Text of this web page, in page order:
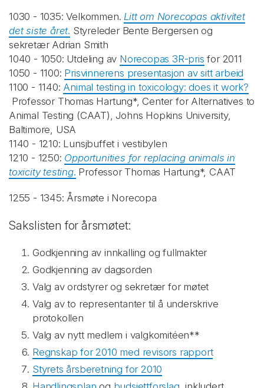
1030 - 1035: Velkommen.Litt om Norecopas aktivitet
det siste året. Styreleder Bente Bergersen og
sekretær Adrian Smith
1040 - 1050: Utdeling av Norecopas 3R-pris for 2011
1050 - 1100: Prisvinnerens presentasjon av sitt arbeid
1100 - 1140: Animal testing in toxicology: does it work?
Professor Thomas Hartung*, Center for Alternatives to
Animal Testing (CAAT), Johns Hopkins University,
Baltimore, USA
1140 - 1210: Lunsjbuffet i vestibylen
1210 - 1250: Opportunities for replacing animals in
toxicity testing. Professor Thomas Hartung*, CAAT
1255 - 1345: Årsmøte i Norecopa
Sakslisten for årsmøtet:
Godkjenning av innkalling og fullmakter
Godkjenning av dagsorden
Valg av ordstyrer og sekretær for møtet
Valg av to representanter til å underskrive
protokollen
Valg av nytt medlem i valgkomitéen**
Regnskap for 2010 med revisors rapport
Styrets årsberetning for 2010